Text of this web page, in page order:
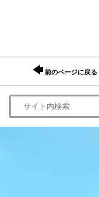
前のページに戻る